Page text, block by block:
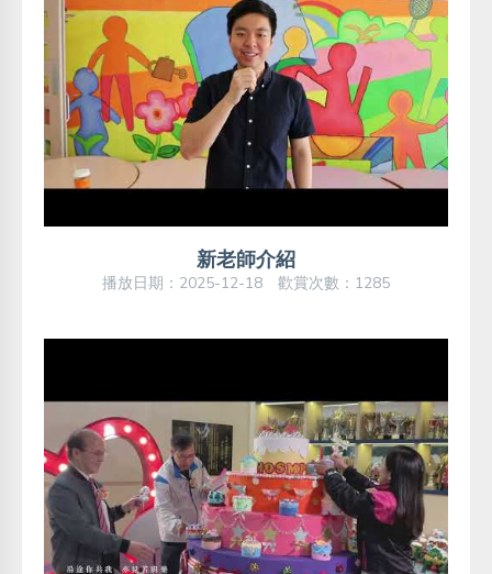
新老師介紹
播放日期：2025-12-18 歡賞次數：1285